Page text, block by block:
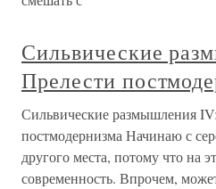
Сильвические
Прелести
Сильвические размышления
постмодернизма Начинаю с
другого места, потому что на
современность. Впрочем,